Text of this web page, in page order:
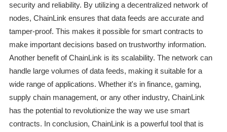
security and reliability. By utilizing a decentralized network of
nodes, ChainLink ensures that data feeds are accurate and
tamper-proof. This makes it possible for smart contracts to
make important decisions based on trustworthy information.
Another benefit of ChainLink is its scalability. The network can
handle large volumes of data feeds, making it suitable for a
wide range of applications. Whether it's in finance, gaming,
supply chain management, or any other industry, ChainLink
has the potential to revolutionize the way we use smart
contracts. In conclusion, ChainLink is a powerful tool that is